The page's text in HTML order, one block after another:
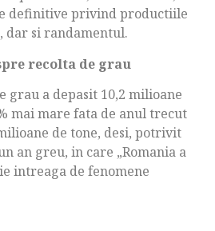
definitive privind productiile
dar si randamentul.
recolta de grau
grau a depasit 10,2 milioane
mai mare fata de anul trecut
de tone, desi, potrivit
an greu, in care „Romania a
intreaga de fenomene